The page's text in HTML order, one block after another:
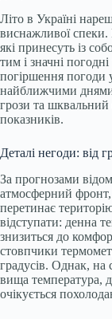
Літо в Україні
виснажливої спеки.
які принесуть із
тим і значні
погіршення погоди
найближчими
грози та шквальний
показників.
Деталі негоди: від
За прогнозами
атмосферний фронт,
перетинає
відступати: денна
знизиться до
стовпчики
градусів. Однак, на
вища температура,
очікується